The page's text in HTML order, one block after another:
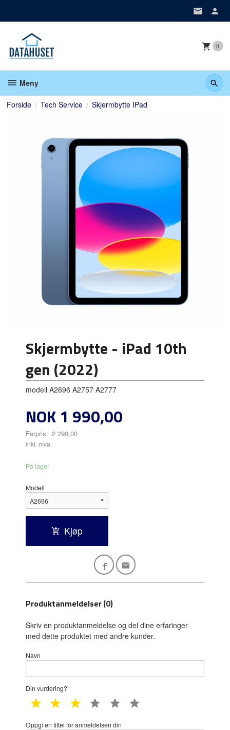
0
Meny
Forside Tech Service Skjermbytte IPad
Skjermbytte - iPad 10th
gen (2022)
modell A2696 A2757 A2777
Tilbud
NOK1 990,00
Førpris: 2 290,00
Rabatt
inkl. mva.
På lager
Modell
Kjøp
Produktanmeldelser (0)
Skriv en produktanmeldelse og del dine erfaringer
med dette produktet med andre kunder.
Navn
Din vurdering?
1 star 2 star 3 star 4 star 5 star
Oppgi en tittel for anmeldelsen din